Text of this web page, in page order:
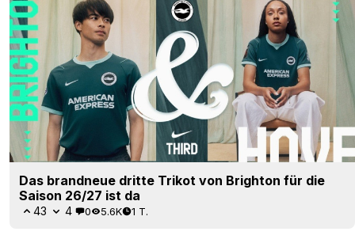
Das brandneue dritte Trikot von Brighton für die
Saison 26/27 ist da
43 4 0 5.6K 1 T.